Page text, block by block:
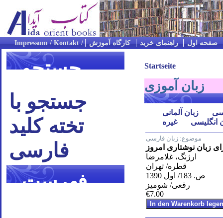
صفحه اول راهنمای خرید کارگاه آموزش
جستجو
جستجو با
تخته کلید
فارسی
فهرست
Startseite
زبان آموزی
زبان آلمانی
انگلیسی
غیره
موضوع: زبان فارسی
زبان نوشتاری امروز
ارژنگ، غلامرضا
قطره/ تهران
ص. 183/ اول 1390
رقعی/ شومیز
€7.00